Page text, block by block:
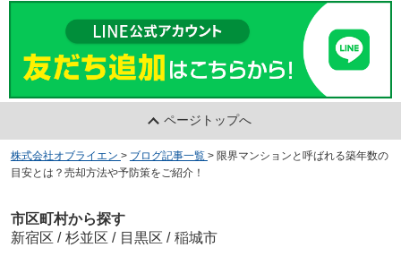
ページトップへ
株式会社オブライエン > ブログ記事一覧 > 限界マンションと呼ばれる築年数の
目安とは？売却方法や予防策をご紹介！
市区町村から探す
新宿区 / 杉並区 / 目黒区 / 稲城市